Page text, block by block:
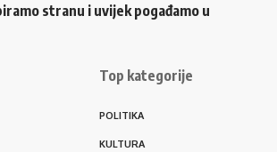
stranu i uvijek pogađamo u
Top kategorije
POLITIKA
KULTURA